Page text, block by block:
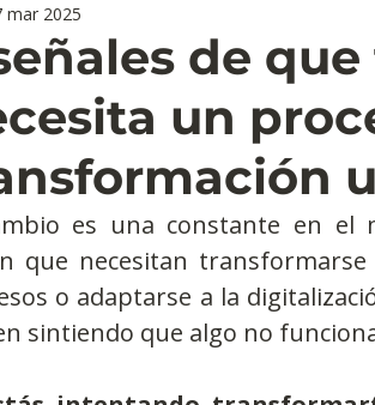
sociales
tendencias Rating Política
Cultura y ambiente laboral
Reputación de los grupos de interés
de
un
mar 2025
es una constante en el
que necesitan
o adaptarse a la
sintiendo que algo no